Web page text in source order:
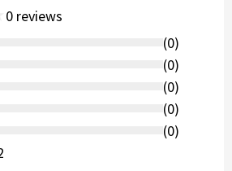
0 reviews
(0)
(0)
(0)
(0)
(0)